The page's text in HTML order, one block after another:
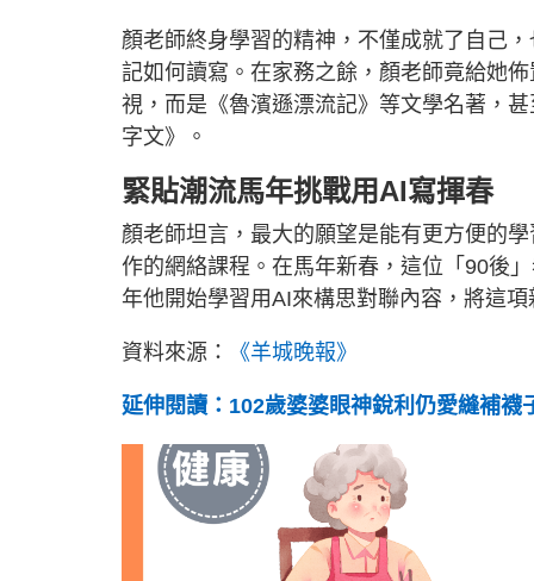
顏老師終身學習的精神，不僅成就了自己
記如何讀寫。在家務之餘，顏老師竟給她
視，而是《魯濱遜漂流記》等文學名著，
字文》。
緊貼潮流馬年挑戰用AI寫揮春
顏老師坦言，最大的願望是能有更方便的
作的網絡課程。在馬年新春，這位「90後
年他開始學習用AI來構思對聯內容，將這項
資料來源： 《羊城晚報》
延伸閱讀：102歲婆婆眼神銳利仍愛縫補